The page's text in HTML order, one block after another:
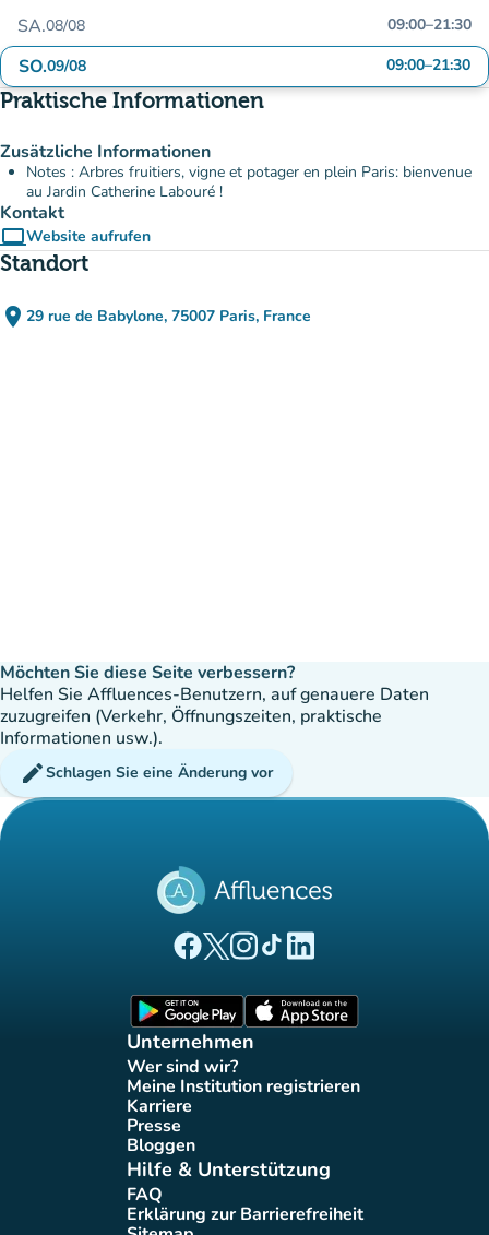
SA.08/08 09:00–21:30
SO.09/08 09:00–21:30
Praktische Informationen
Zusätzliche Informationen
Notes : Arbres fruitiers, vigne et potager en plein Paris: bienvenue
au Jardin Catherine Labouré !
Kontakt
computerWebsite aufrufen
(new tab)
Standort
place 29 rue de Babylone, 75007 Paris, France
(in Google Maps öffnen)
(new tab)
Möchten Sie diese Seite verbessern?
Helfen Sie Affluences-Benutzern, auf genauere Daten
zuzugreifen (Verkehr, Öffnungszeiten, praktische
Informationen usw.).
editSchlagen Sie eine Änderung vor
(new tab)
(new tab)
(new tab)(new tab)
(new tab)
Unternehmen
Wer sind wir?
(new tab)
Meine Institution registrieren
(new tab)
Karriere(new tab)
Presse(new tab)
Bloggen
(new tab)
Hilfe & Unterstützung
FAQ(new tab)
Erklärung zur Barrierefreiheit
(new tab)